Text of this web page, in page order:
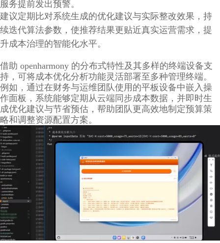
服务提前发出预警。
建议定期比对系统生成的优化建议与实际整改效果，持
续迭代算法参数，使推荐结果更贴近真实运营需求，提
升成本治理的智能化水平。
借助 openharmony 的分布式特性及其多样的终端设备支
持，可将成本优化分析功能灵活部署至多种管理终端。
例如，通过在财务与运维团队使用的平板设备中嵌入操
作面板，系统能够定期从云端同步成本数据，并即时生
成优化建议与节省预估，帮助团队更高效地制定预算策
略和调整资源配置方案。